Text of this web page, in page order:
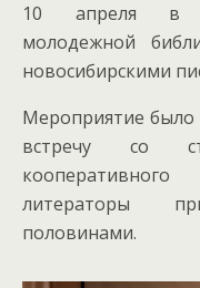
10 апреля в
молодежной
новосибирскими
Мероприятие было
встречу со
литераторы
половинами.